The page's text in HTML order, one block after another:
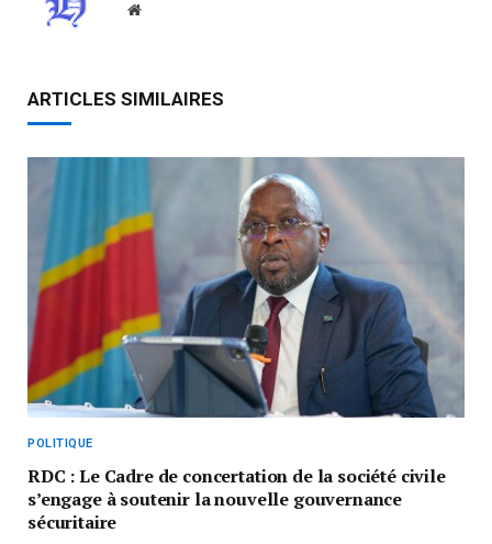
Website
ARTICLES SIMILAIRES
POLITIQUE
RDC : Le Cadre de concertation de la société civile
s’engage à soutenir la nouvelle gouvernance
sécuritaire